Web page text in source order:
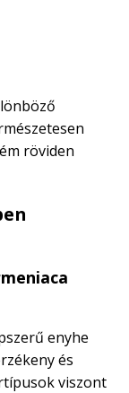
röviden
enyhe
és
viszont